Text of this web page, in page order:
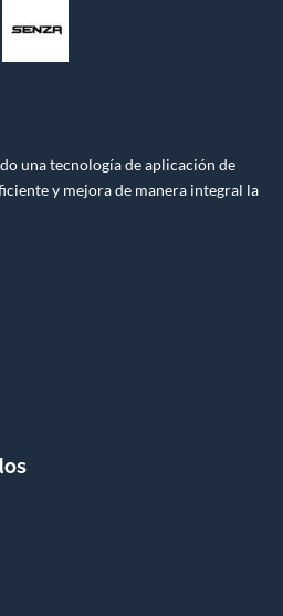
una tecnología de aplicación de
y mejora de manera integral la